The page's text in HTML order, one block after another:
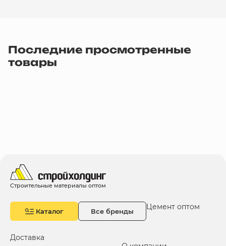
Последние просмотренные
товары
Строительные материалы оптом
Каталог Все бренды Цемент оптом
Доставка